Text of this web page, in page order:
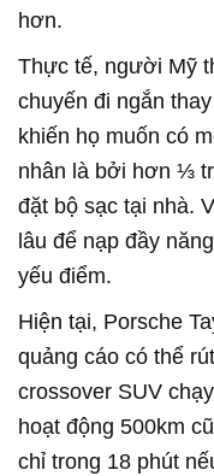
hơn.
Thực tế, người Mỹ
chuyến đi ngắn
khiến họ muốn có
nhân là bởi hơn ⅓
đặt bộ sạc tại nhà.
lâu để nạp đầy
yếu điểm.
Hiện tại, Porsche
quảng cáo có thể
crossover SUV
hoạt động 500km
chỉ trong 18 phút